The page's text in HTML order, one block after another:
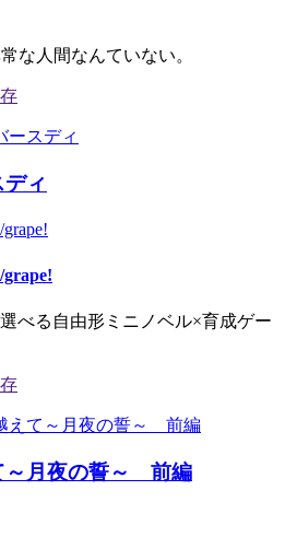
常な人間なんていない。
ィ
べる自由形ミニノベル×育成ゲー
～月夜の誓～ 前編